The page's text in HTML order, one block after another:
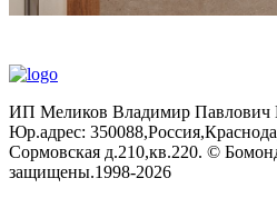
ИП Меликов Владимир Павлович
Юр.адрес:
Сормовская д.210,кв.220. ©
защищены.1998‑2026